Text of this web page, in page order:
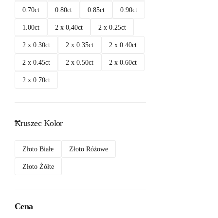
0.70ct 0.80ct 0.85ct 0.90ct
1.00ct 2 x 0,40ct 2 x 0.25ct
2 x 0.30ct 2 x 0.35ct 2 x 0.40ct
2 x 0.45ct 2 x 0.50ct 2 x 0.60ct
2 x 0.70ct
Kruszec Kolor
Złoto Białe Złoto Różowe
Złoto Żółte
Cena